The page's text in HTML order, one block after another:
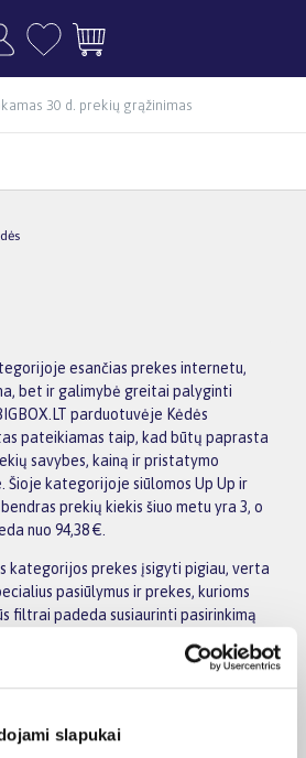
slapukai
30 d. prekių grąžinimas
esančias prekes internetu,
bet ir galimybė greitai palyginti
parduotuvėje Kėdės
pateikiamas taip, kad būtų paprasta
savybes, kainą ir pristatymo
Šioje kategorijoje siūlomos Up Up ir
prekių kiekis šiuo metu yra 3, o
nuo 94,38 €.
kategorijos prekes įsigyti pigiau, verta
pasiūlymus ir prekes, kurioms
filtrai padeda susiaurinti pasirinkimą
poreikius atitinkantį variantą. Prekės
informacija apie techninius